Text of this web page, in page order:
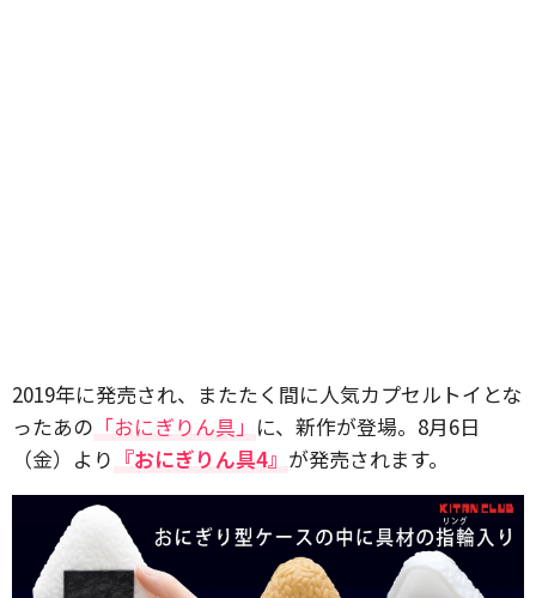
2019年に発売され、またたく間に人気カプセルトイとな
ったあの 「おにぎりん具」 に、新作が登場。8月6日
（金）より 『おにぎりん具4』 が発売されます。